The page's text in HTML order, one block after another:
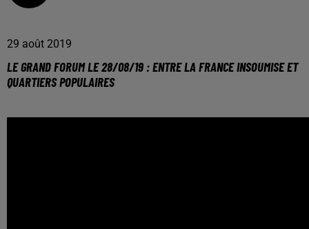
29 août 2019
LE GRAND FORUM LE 28/08/19 : ENTRE LA FRANCE INSOUMISE ET
QUARTIERS POPULAIRES